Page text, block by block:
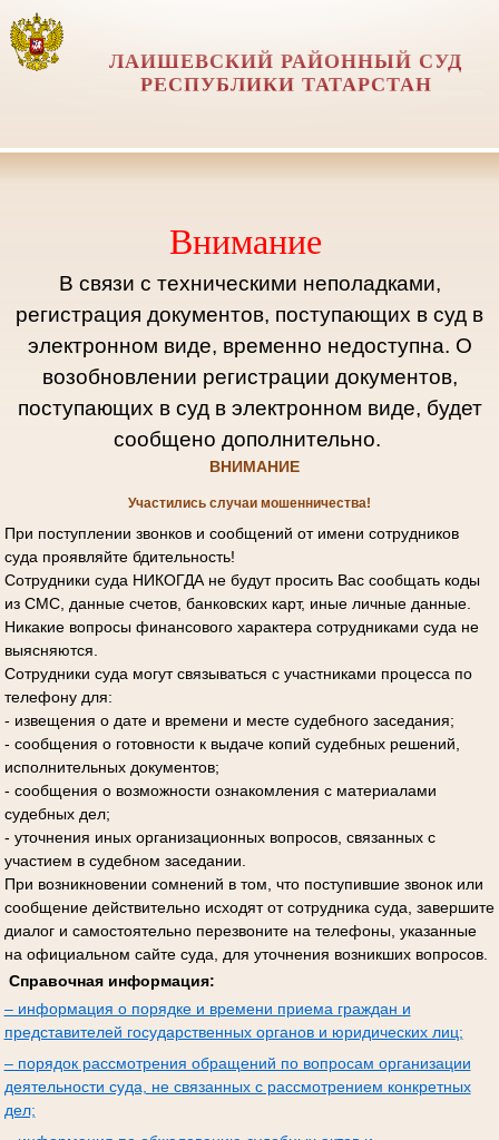
ЛАИШЕВСКИЙ РАЙОННЫЙ СУД
РЕСПУБЛИКИ ТАТАРСТАН
Внимание
В связи с техническими неполадками,
регистрация документов, поступающих в суд в
электронном виде, временно недоступна. О
возобновлении регистрации документов,
поступающих в суд в электронном виде, будет
сообщено дополнительно.
ВНИМАНИЕ
Участились случаи мошенничества!
При поступлении звонков и сообщений от имени сотрудников
суда проявляйте бдительность!
Сотрудники суда НИКОГДА не будут просить Вас сообщать коды
из СМС, данные счетов, банковских карт, иные личные данные.
Никакие вопросы финансового характера сотрудниками суда не
выясняются.
Сотрудники суда могут связываться с участниками процесса по
телефону для:
- извещения о дате и времени и месте судебного заседания;
- сообщения о готовности к выдаче копий судебных решений,
исполнительных документов;
- сообщения о возможности ознакомления с материалами
судебных дел;
- уточнения иных организационных вопросов, связанных с
участием в судебном заседании.
При возникновении сомнений в том, что поступившие звонок или
сообщение действительно исходят от сотрудника суда, завершите
диалог и самостоятельно перезвоните на телефоны, указанные
на официальном сайте суда, для уточнения возникших вопросов.
Справочная информация:
– информация о порядке и времени приема граждан и
представителей государственных органов и юридических лиц;
– порядок рассмотрения обращений по вопросам организации
деятельности суда, не связанных с рассмотрением конкретных
дел;